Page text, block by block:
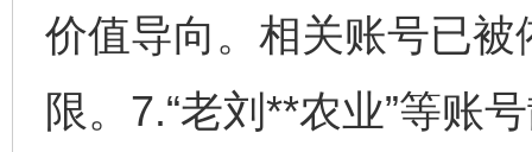
价值导向。相关账号已
限。7.“老刘**农业”等账